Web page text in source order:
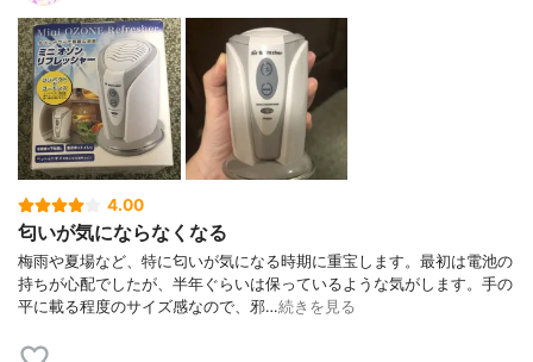
4.00
匂いが気にならなくなる
梅雨や夏場など、特に匂いが気になる時期に重宝します。最初は電池の
持ちが心配でしたが、半年ぐらいは保っているような気がします。手の
平に載る程度のサイズ感なので、邪…続きを見る